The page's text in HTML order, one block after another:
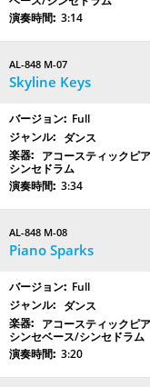
3:14
AL-848 M-07
Skyline Keys
Full
ダンス
アコースティックピ
シンセドラム
3:34
AL-848 M-08
Piano Sparks
Full
ダンス
アコースティックピ
シンセベース/シンセドラム
3:20